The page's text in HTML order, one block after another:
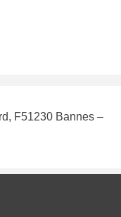
F51230 Bannes –